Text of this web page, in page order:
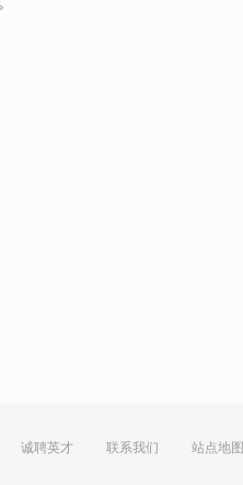
诚聘英才 联系我们 站点地图